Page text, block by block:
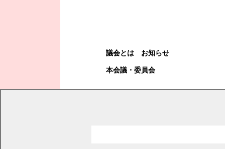
議会とは
お知らせ
本会議・委員会